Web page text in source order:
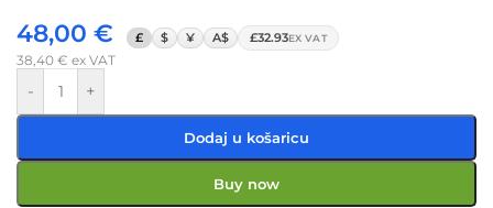
48,00 € £ $ ¥ A$ £32.93EX VAT
38,40 € ex VAT
- +
Dodaj u košaricu
Buy now